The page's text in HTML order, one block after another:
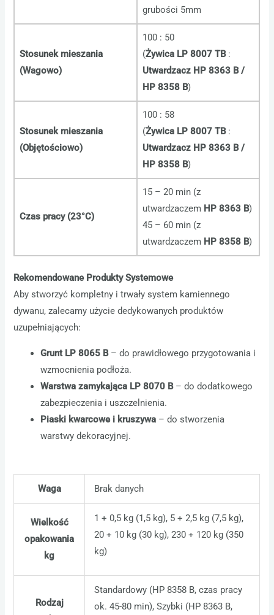
grubości 5mm
Stosunek mieszania
(Wagowo)
100 : 50
(Żywica LP 8007 TB:
Utwardzacz HP 8363 B /
HP 8358 B)
Stosunek mieszania
(Objętościowo)
100 : 58
(Żywica LP 8007 TB:
Utwardzacz HP 8363 B /
HP 8358 B)
Czas pracy (23°C)
15 – 20 min (z
utwardzaczem HP 8363 B)
45 – 60 min (z
utwardzaczem HP 8358 B)
Rekomendowane Produkty Systemowe
Aby stworzyć kompletny i trwały system kamiennego
dywanu, zalecamy użycie dedykowanych produktów
uzupełniających:
Grunt LP 8065 B– do prawidłowego przygotowania i
wzmocnienia podłoża.
Warstwa zamykająca LP 8070 B– do dodatkowego
zabezpieczenia i uszczelnienia.
Piaski kwarcowe i kruszywa – do stworzenia
warstwy dekoracyjnej.
Waga Brak danych
Wielkość
opakowania
kg
1 + 0,5 kg (1,5 kg), 5 + 2,5 kg (7,5 kg),
20 + 10 kg (30 kg), 230 + 120 kg (350
kg)
Rodzaj
Standardowy (HP 8358 B, czas pracy
ok. 45-80 min), Szybki (HP 8363 B,